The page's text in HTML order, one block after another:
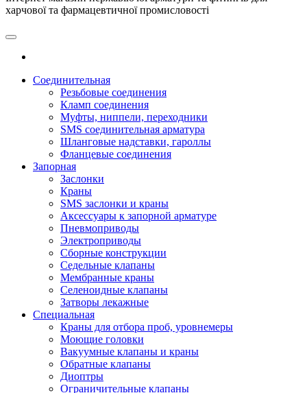
харчової та фармацевтичної промисловості
Соединительная
Резьбовые соединения
Кламп соединения
Муфты, ниппели, переходники
SMS соединительная арматура
Шланговые надставки, гароллы
Фланцевые соединения
Запорная
Заслонки
Краны
SMS заслонки и краны
Аксессуары к запорной арматуре
Пневмоприводы
Электроприводы
Сборные конструкции
Седельные клапаны
Мембранные краны
Селеноидные клапаны
Затворы лекажные
Специальная
Краны для отбора проб, уровнемеры
Моющие головки
Вакуумные клапаны и краны
Обратные клапаны
Диоптры
Ограничительные клапаны